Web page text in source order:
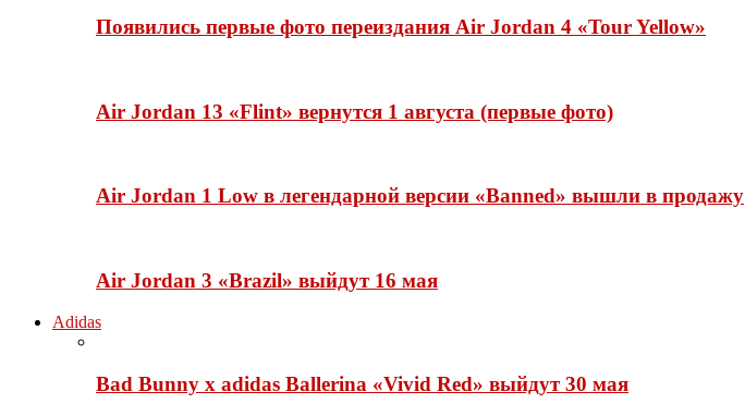
Появились первые фото переиздания Air Jordan 4 «Tour Yellow»
Air Jordan 13 «Flint» вернутся 1 августа (первые фото)
Air Jordan 1 Low в легендарной версии «Banned» вышли в продажу
Air Jordan 3 «Brazil» выйдут 16 мая
Adidas
Bad Bunny x adidas Ballerina «Vivid Red» выйдут 30 мая